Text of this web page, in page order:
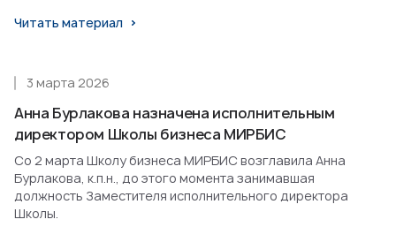
Читать материал
Анна Бурлакова назначена исполнительным
директором Школы бизнеса МИРБИС
3 марта 2026
Со 2 марта Школу бизнеса МИРБИС возглавила Анна
Бурлакова, к.п.н., до этого момента занимавшая
должность Заместителя исполнительного директора
Школы.